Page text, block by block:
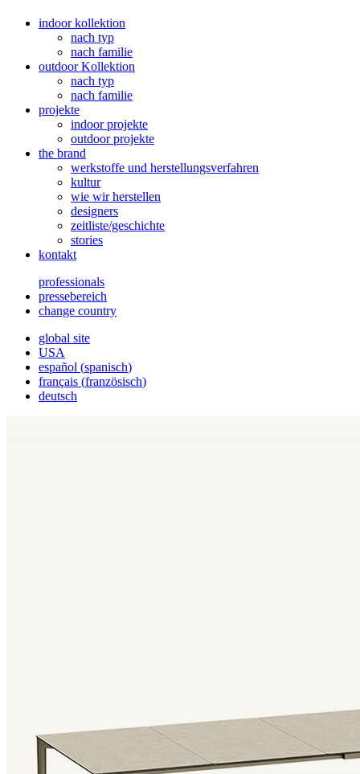
indoor kollektion
nach typ
nach familie
outdoor Kollektion
nach typ
nach familie
projekte
indoor projekte
outdoor projekte
the brand
werkstoffe und herstellungsverfahren
kultur
wie wir herstellen
designers
zeitliste/geschichte
stories
kontakt
professionals
pressebereich
change country
global site
USA
español (spanisch)
français (französisch)
deutsch